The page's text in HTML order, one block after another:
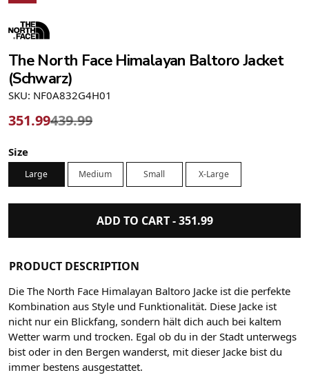
The North Face Himalayan Baltoro Jacket
(Schwarz)
SKU: NF0A832G4H01
351.99439.99
Size
Large Medium Small X-Large
ADD TO CART -351.99
PRODUCT DESCRIPTION
Die The North Face Himalayan Baltoro Jacke ist die perfekte
Kombination aus Style und Funktionalität. Diese Jacke ist
nicht nur ein Blickfang, sondern hält dich auch bei kaltem
Wetter warm und trocken. Egal ob du in der Stadt unterwegs
bist oder in den Bergen wanderst, mit dieser Jacke bist du
immer bestens ausgestattet.